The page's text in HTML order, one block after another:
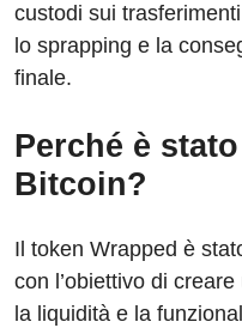
custodi sui
lo sprapping e la
finale.
Perché è
Bitcoin?
Il token Wrapped è
con l’obiettivo di
la liquidità e la